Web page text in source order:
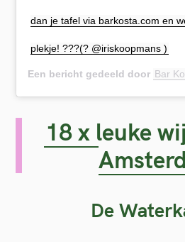
dan je tafel via barkosta.com en
plekje! ???(? @iriskoopmans )
Een bericht gedeeld door Bar
18 x leuke
De